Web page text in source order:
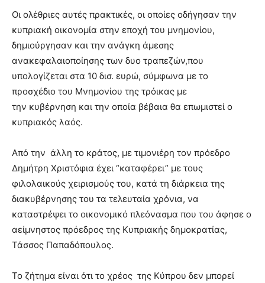
Οι ολέθριες αυτές πρακτικές, οι οποίες οδήγησαν την
κυπριακή οικονομία στην εποχή του μνημονίου,
δημιούργησαν και την ανάγκη άμεσης
ανακεφαλαιοποίησης των δυο τραπεζών,που
υπολογίζεται στα 10 δισ. ευρώ, σύμφωνα με το
προσχέδιο του Μνημονίου της τρόικας με
την κυβέρνηση και την οποία βέβαια θα επωμιστεί ο
κυπριακός λαός.
Από την άλλη το κράτος, με τιμονιέρη τον πρόεδρο
Δημήτρη Χριστόφια έχει “καταφέρει” με τους
φιλολαικούς χειρισμούς του, κατά τη διάρκεια της
διακυβέρνησης του τα τελευταία χρόνια, να
καταστρέψει το οικονομικό πλεόνασμα που του άφησε ο
αείμνηστος πρόεδρος της Κυπριακής δημοκρατίας,
Τάσσος Παπαδόπουλος.
Το ζήτημα είναι ότι το χρέος της Κύπρου δεν μπορεί